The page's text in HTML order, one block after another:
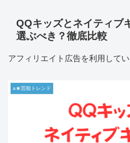
QQキッズとネイティブ
選ぶべき？徹底比較
アフィリエイト広告を利用してい
a★芸能トレンド